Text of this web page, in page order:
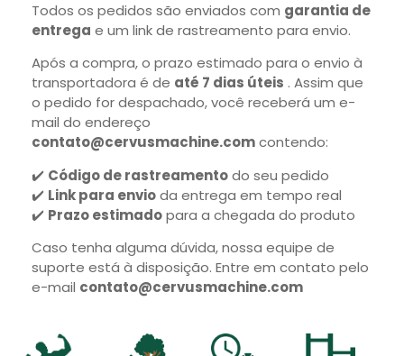
Todos os pedidos são enviados com garantia de
entrega e um link de rastreamento para envio.
Após a compra, o prazo estimado para o envio à
transportadora é de até 7 dias úteis . Assim que
o pedido for despachado, você receberá um e-
mail do endereço
contato@cervusmachine.comcontendo:
✔️ Código de rastreamentodo seu pedido
✔️ Link para envioda entrega em tempo real
✔️ Prazo estimadopara a chegada do produto
Caso tenha alguma dúvida, nossa equipe de
suporte está à disposição. Entre em contato pelo
e-mail contato@cervusmachine.com